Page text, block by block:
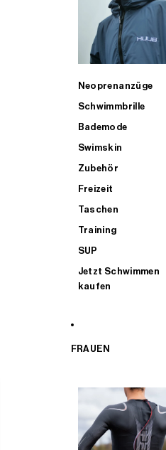
Neoprenanzüge
Schwimmbrille
Bademode
Swimskin
Zubehör
Freizeit
Taschen
Training
SUP
Jetzt Schwimmen
kaufen
FRAUEN